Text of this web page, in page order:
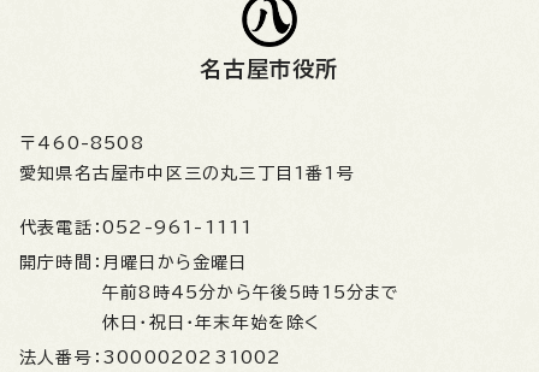
名古屋市役所
〒460-8508
愛知県名古屋市中区三の丸三丁目1番1号
代表電話： 052-961-1111
開庁時間： 月曜日から金曜日
午前8時45分から午後5時15分まで
休日・祝日・年末年始を除く
法人番号： 3000020231002